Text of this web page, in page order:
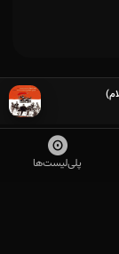
پلی‌لیست‌ها